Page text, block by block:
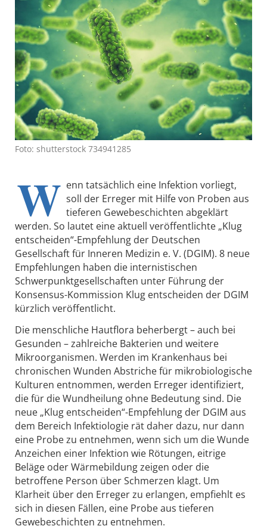
Foto: shutterstock 734941285
W enn tatsächlich eine Infektion vorliegt,
soll der Erreger mit Hilfe von Proben aus
tieferen Gewebeschichten abgeklärt
werden. So lautet eine aktuell veröffentlichte „Klug
entscheiden“-Empfehlung der Deutschen
Gesellschaft für Inneren Medizin e. V. (DGIM). 8 neue
Empfehlungen haben die internistischen
Schwerpunktgesellschaften unter Führung der
Konsensus-Kommission Klug entscheiden der DGIM
kürzlich veröffentlicht.
Die menschliche Hautflora beherbergt – auch bei
Gesunden – zahlreiche Bakterien und weitere
Mikroorganismen. Werden im Krankenhaus bei
chronischen Wunden Abstriche für mikrobiologische
Kulturen entnommen, werden Erreger identifiziert,
die für die Wundheilung ohne Bedeutung sind. Die
neue „Klug entscheiden“-Empfehlung der DGIM aus
dem Bereich Infektiologie rät daher dazu, nur dann
eine Probe zu entnehmen, wenn sich um die Wunde
Anzeichen einer Infektion wie Rötungen, eitrige
Beläge oder Wärmebildung zeigen oder die
betroffene Person über Schmerzen klagt. Um
Klarheit über den Erreger zu erlangen, empfiehlt es
sich in diesen Fällen, eine Probe aus tieferen
Gewebeschichten zu entnehmen.